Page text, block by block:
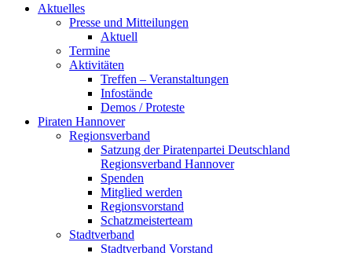
Aktuelles
Presse und Mitteilungen
Aktuell
Termine
Aktivitäten
Treffen – Veranstaltungen
Infostände
Demos / Proteste
Piraten Hannover
Regionsverband
Satzung der Piratenpartei Deutschland
Regionsverband Hannover
Spenden
Mitglied werden
Regionsvorstand
Schatzmeisterteam
Stadtverband
Stadtverband Vorstand